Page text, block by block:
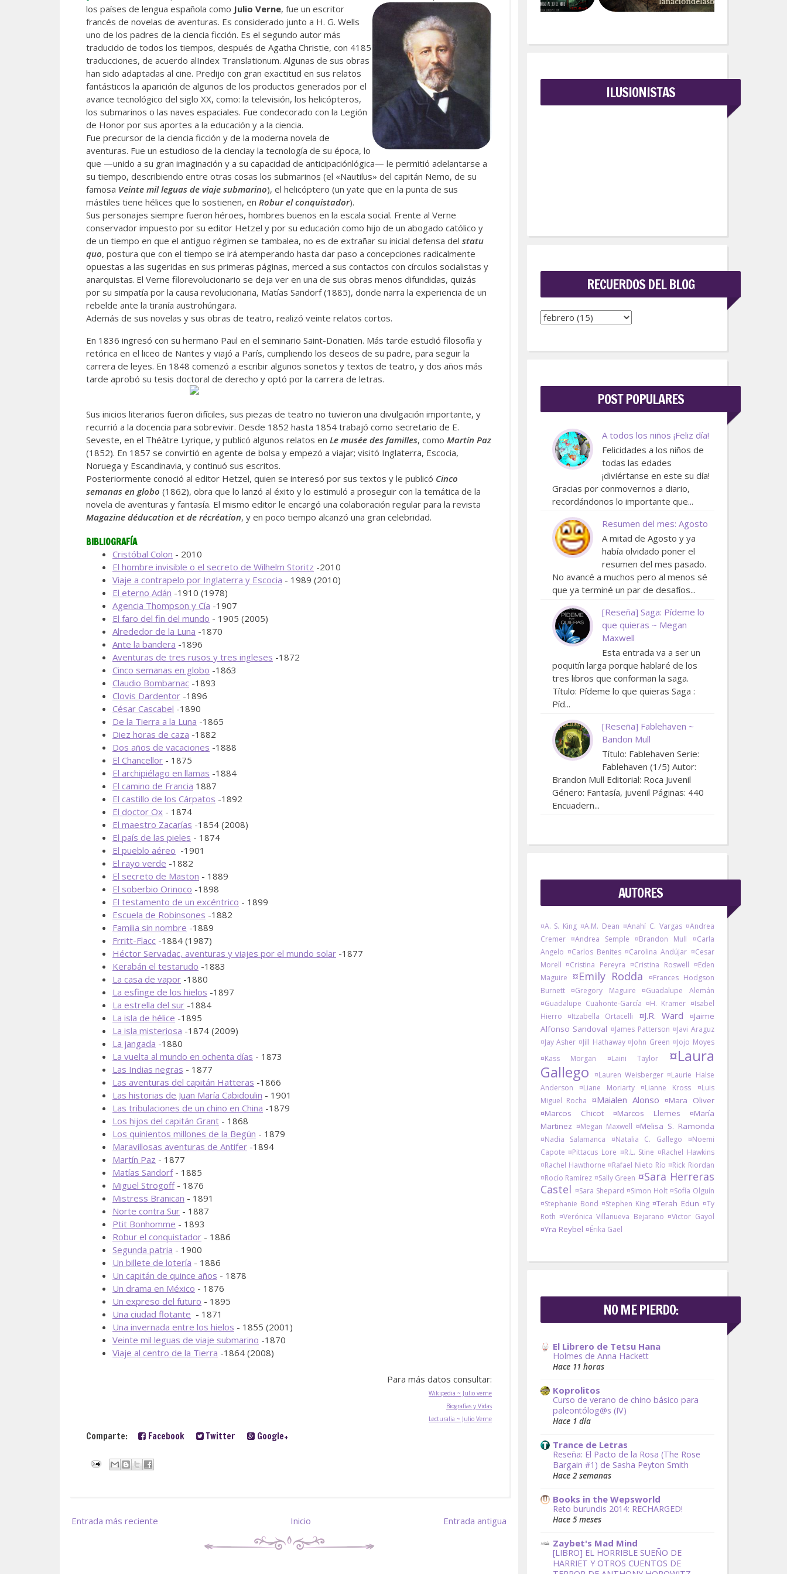
los países de lengua española como Julio Verne, fue un escritor
francés de novelas de aventuras. Es considerado junto a H. G. Wells
uno de los padres de la ciencia ficción. Es el segundo autor más
traducido de todos los tiempos, después de Agatha Christie, con 4185
traducciones, de acuerdo alIndex Translationum. Algunas de sus obras
han sido adaptadas al cine. Predijo con gran exactitud en sus relatos
fantásticos la aparición de algunos de los productos generados por el
avance tecnológico del siglo XX, como: la televisión, los helicópteros,
los submarinos o las naves espaciales. Fue condecorado con la Legión
de Honor por sus aportes a la educación y a la ciencia.
Fue precursor de la ciencia ficción y de la moderna novela de
aventuras. Fue un estudioso de la cienciay la tecnología de su época, lo
que —unido a su gran imaginación y a su capacidad de anticipaciónlógica— le permitió adelantarse a
su tiempo, describiendo entre otras cosas los submarinos (el «Nautilus» del capitán Nemo, de su
famosa Veinte mil leguas de viaje submarino), el helicóptero (un yate que en la punta de sus
mástiles tiene hélices que lo sostienen, en Robur el conquistador).
Sus personajes siempre fueron héroes, hombres buenos en la escala social. Frente al Verne
conservador impuesto por su editor Hetzel y por su educación como hijo de un abogado católico y
de un tiempo en que el antiguo régimen se tambalea, no es de extrañar su inicial defensa del statu
quo, postura que con el tiempo se irá atemperando hasta dar paso a concepciones radicalmente
opuestas a las sugeridas en sus primeras páginas, merced a sus contactos con círculos socialistas y
anarquistas. El Verne filorevolucionario se deja ver en una de sus obras menos difundidas, quizás
por su simpatía por la causa revolucionaria, Matías Sandorf (1885), donde narra la experiencia de un
rebelde ante la tiranía austrohúngara.
Además de sus novelas y sus obras de teatro, realizó veinte relatos cortos.
En 1836 ingresó con su hermano Paul en el seminario Saint-Donatien. Más tarde estudió filosofía y
retórica en el liceo de Nantes y viajó a París, cumpliendo los deseos de su padre, para seguir la
carrera de leyes. En 1848 comenzó a escribir algunos sonetos y textos de teatro, y dos años más
tarde aprobó su tesis doctoral de derecho y optó por la carrera de letras.
Sus inicios literarios fueron difíciles, sus piezas de teatro no tuvieron una divulgación importante, y
recurrió a la docencia para sobrevivir. Desde 1852 hasta 1854 trabajó como secretario de E.
Seveste, en el Théâtre Lyrique, y publicó algunos relatos en Le musée des familles, como Martín Paz
(1852). En 1857 se convirtió en agente de bolsa y empezó a viajar; visitó Inglaterra, Escocia,
Noruega y Escandinavia, y continuó sus escritos.
Posteriormente conoció al editor Hetzel, quien se interesó por sus textos y le publicó Cinco
semanas en globo (1862), obra que lo lanzó al éxito y lo estimuló a proseguir con la temática de la
novela de aventuras y fantasía. El mismo editor le encargó una colaboración regular para la revista
Magazine déducation et de récréation, y en poco tiempo alcanzó una gran celebridad.
BIBLIOGRAFÍA
Cristóbal Colon - 2010
El hombre invisible o el secreto de Wilhelm Storitz -2010
Viaje a contrapelo por Inglaterra y Escocia - 1989 (2010)
El eterno Adán -1910 (1978)
Agencia Thompson y Cía -1907
El faro del fin del mundo - 1905 (2005)
Alrededor de la Luna -1870
Ante la bandera -1896
Aventuras de tres rusos y tres ingleses -1872
Cinco semanas en globo -1863
Claudio Bombarnac -1893
Clovis Dardentor -1896
César Cascabel -1890
De la Tierra a la Luna -1865
Diez horas de caza -1882
Dos años de vacaciones -1888
El Chancellor - 1875
El archipiélago en llamas -1884
El camino de Francia 1887
El castillo de los Cárpatos -1892
El doctor Ox - 1874
El maestro Zacarías -1854 (2008)
El país de las pieles - 1874
El pueblo aéreo -1901
El rayo verde -1882
El secreto de Maston - 1889
El soberbio Orinoco -1898
El testamento de un excéntrico - 1899
Escuela de Robinsones -1882
Familia sin nombre -1889
Frritt-Flacc -1884 (1987)
Héctor Servadac, aventuras y viajes por el mundo solar -1877
Kerabán el testarudo -1883
La casa de vapor -1880
La esfinge de los hielos -1897
La estrella del sur -1884
La isla de hélice -1895
La isla misteriosa -1874 (2009)
La jangada -1880
La vuelta al mundo en ochenta días - 1873
Las Indias negras - 1877
Las aventuras del capitán Hatteras -1866
Las historias de Juan María Cabidoulin - 1901
Las tribulaciones de un chino en China -1879
Los hijos del capitán Grant - 1868
Los quinientos millones de la Begún - 1879
Maravillosas aventuras de Antifer -1894
Martín Paz - 1877
Matías Sandorf- 1885
Miguel Strogoff- 1876
Mistress Branican - 1891
Norte contra Sur - 1887
Ptit Bonhomme - 1893
Robur el conquistador - 1886
Segunda patria - 1900
Un billete de lotería - 1886
Un capitán de quince años - 1878
Un drama en México - 1876
Un expreso del futuro - 1895
Una ciudad flotante - 1871
Una invernada entre los hielos - 1855 (2001)
Veinte mil leguas de viaje submarino -1870
Viaje al centro de la Tierra -1864 (2008)
Para más datos consultar:
Wikipedia ~ Julio verne
Biografías y Vidas
Lecturalia ~ Julio Verne
Comparte: Facebook Twitter Google+
Entrada más reciente Entrada antigua
Inicio
ILUSIONISTAS
RECUERDOS DEL BLOG
POST POPULARES
A todos los niños ¡Feliz día!
Felicidades a los niños de
todas las edades
¡diviértanse en este su día!
Gracias por conmovernos a diario,
recordándonos lo importante que...
Resumen del mes: Agosto
A mitad de Agosto y ya
había olvidado poner el
resumen del mes pasado.
No avancé a muchos pero al menos sé
que ya terminé un par de desafíos...
[Reseña] Saga: Pídeme lo
que quieras ~ Megan
Maxwell
Esta entrada va a ser un
poquitín larga porque hablaré de los
tres libros que conforman la saga.
Título: Pídeme lo que quieras Saga :
Píd...
[Reseña] Fablehaven ~
Bandon Mull
Título: Fablehaven Serie:
Fablehaven (1/5) Autor:
Brandon Mull Editorial: Roca Juvenil
Género: Fantasía, juvenil Páginas: 440
Encuadern...
AUTORES
¤A. S. King ¤A.M. Dean ¤Anahí C. Vargas ¤Andrea
Cremer
¤Andrea Semple ¤Brandon Mull
¤Carla
Angelo ¤Carlos Benites ¤Carolina Andújar ¤Cesar
Morell ¤Cristina Pereyra ¤Cristina Roswell ¤Eden
Maguire ¤Emily Rodda
¤Frances Hodgson
Burnett
¤Gregory Maguire
¤Guadalupe Alemán
¤Guadalupe Cuahonte-García ¤H. Kramer ¤Isabel
Hierro
¤Itzabella Ortacelli ¤J.R. Ward
¤Jaime
Alfonso Sandoval ¤James Patterson ¤Javi Araguz
¤Jay Asher ¤Jill Hathaway ¤John Green ¤Jojo Moyes
¤Kass Morgan
¤Laini Taylor
¤Laura
Gallego
¤Lauren Weisberger ¤Laurie Halse
Anderson
¤Liane Moriarty ¤Lianne Kross
¤Luis
Miguel Rocha ¤Maialen Alonso ¤Mara Oliver
¤Marcos Chicot
¤Marcos Llemes
¤María
Martinez ¤Megan Maxwell ¤Melisa S. Ramonda
¤Nadia Salamanca ¤Natalia C. Gallego
¤Noemi
Capote ¤Pittacus Lore ¤R.L. Stine ¤Rachel Hawkins
¤Rachel Hawthorne ¤Rafael Nieto Río ¤Rick Riordan
¤Rocío Ramírez ¤Sally Green ¤Sara Herreras
Castel ¤Sara Shepard ¤Simon Holt ¤Sofía Olguín
¤Stephanie Bond ¤Stephen King ¤Terah Edun ¤Ty
Roth ¤Verónica Villanueva Bejarano ¤Victor Gayol
¤Yra Reybel ¤Érika Gael
NO ME PIERDO:
El Librero de Tetsu Hana
Holmes de Anna Hackett
Hace 11 horas
Koprolitos
Curso de verano de chino básico para
paleontólog@s (IV)
Hace 1 día
Trance de Letras
Reseña: El Pacto de la Rosa (The Rose
Bargain #1) de Sasha Peyton Smith
Hace 2 semanas
Books in the Wepsworld
Reto burundis 2014: RECHARGED!
Hace 5 meses
Zaybet's Mad Mind
[LIBRO] EL HORRIBLE SUEÑO DE
HARRIET Y OTROS CUENTOS DE